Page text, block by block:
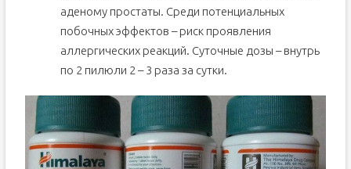
аденому простаты. Среди потенциальных
побочных эффектов – риск проявления
аллергических реакций. Суточные дозы – внутрь
по 2 пилюли 2 – 3 раза за сутки.